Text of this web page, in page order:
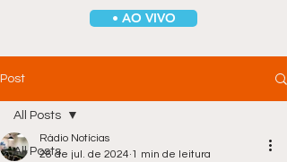
• AO VIVO
Post
All Posts
All Posts
Rádio Notícias
26 de jul. de 2024 1 min de leitura